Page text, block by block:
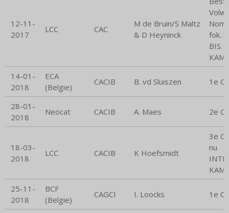
12-11-
2017
LCC CAC
M de Bruin/S Maltz
& D Heyninck
Nom
fok.
BIS.
14-01-
2018
ECA
(Belgie)
CACIB B. vd Sluiszen 1e
28-01-
2018
Neocat CACIB A. Maes 2e
18-03-
2018
LCC CACIB K Hoefsmidt
3e
nu
25-11-
2018
BCF
(Belgie)
CAGCI I. Loocks 1e